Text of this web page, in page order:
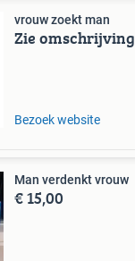
vrouw zoekt man
Zie omschrijving
Bezoek website
Man verdenkt vrouw
€ 15,00